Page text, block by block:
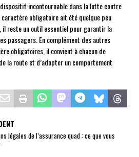
incontournable dans la lutte contre
caractère obligatoire ait été quelque peu
il reste un outil essentiel pour garantir la
passagers. En complément des autres
obligatoires, il convient à chacun de
la route et d’adopter un comportement
légales de l’assurance quad : ce que vous